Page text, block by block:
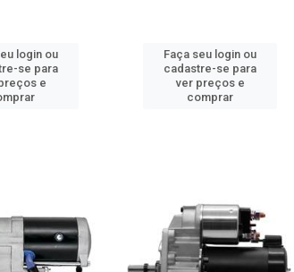
login ou
se para
e
Faça seu login ou
cadastre-se para
ver preços e
comprar